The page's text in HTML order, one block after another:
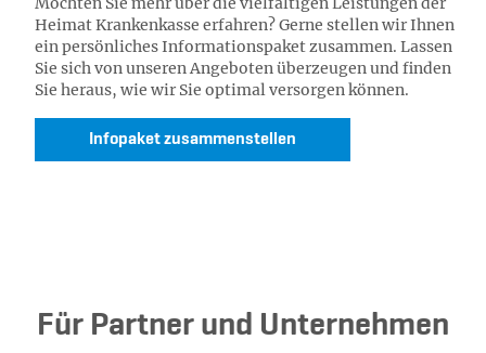
Heimat Krankenkasse erfahren? Gerne stellen wir Ihnen
ein persönliches Informationspaket zusammen. Lassen
Sie sich von unseren Angeboten überzeugen und finden
Sie heraus, wie wir Sie optimal versorgen können.
Infopaket zusammenstellen
Für Partner und Unternehmen